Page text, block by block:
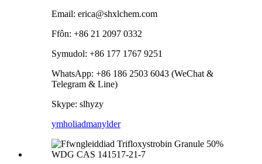
Email: erica@shxlchem.com
Ffôn: +86 21 2097 0332
Symudol: +86 177 1767 9251
WhatsApp: +86 186 2503 6043 (WeChat &
Telegram & Line)
Skype: slhyzy
ymholiadmanylder